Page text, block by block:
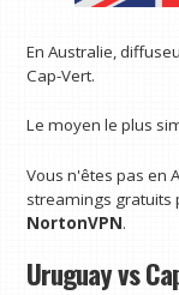
En Australie,
Cap-Vert.
Le moyen le plus
Vous n'êtes pas en
streamings gratuits
NortonVPN.
Uruguay vs